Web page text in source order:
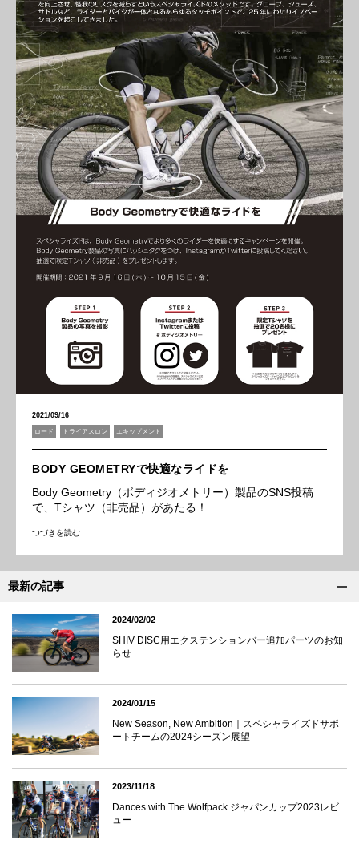
2021/09/16
ロード トライアスロン エキップメント
BODY GEOMETRYで快適なライドを
Body Geometry（ボディジオメトリー）製品のSNS投稿
で、Tシャツ（非売品）があたる！
つづきを読む…
最新の記事
2024/02/02
SHIV DISC用エクステンションバー追加パーツのお知
らせ
2024/01/15
New Season, New Ambition｜スペシャライズドサポ
ートチームの2024シーズン展望
2023/11/18
Dances with The Wolfpack ジャパンカップ2023レビ
ュー